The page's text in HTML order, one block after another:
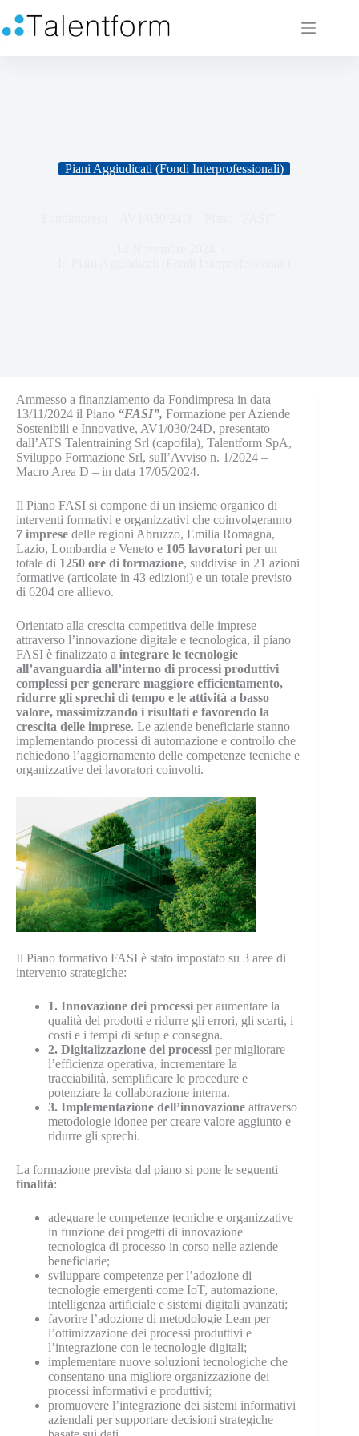
Piani Aggiudicati (Fondi Interprofessionali)
Ammesso a finanziamento da Fondimpresa in data
13/11/2024 il Piano “FASI”, Formazione per Aziende
Sostenibili e Innovative, AV1/030/24D, presentato
dall’ATS Talentraining Srl (capofila), Talentform SpA,
Sviluppo Formazione Srl, sull’Avviso n. 1/2024 –
Macro Area D – in data 17/05/2024.
Il Piano FASI si compone di un insieme organico di
interventi formativi e organizzativi che coinvolgeranno
7 imprese delle regioni Abruzzo, Emilia Romagna,
Lazio, Lombardia e Veneto e 105 lavoratori per un
totale di 1250 ore di formazione, suddivise in 21 azioni
formative (articolate in 43 edizioni) e un totale previsto
di 6204 ore allievo.
Orientato alla crescita competitiva delle imprese
attraverso l’innovazione digitale e tecnologica, il piano
FASI è finalizzato a integrare le tecnologie
all’avanguardia all’interno di processi produttivi
complessi per generare maggiore efficientamento,
ridurre gli sprechi di tempo e le attività a basso
valore, massimizzando i risultati e favorendo la
crescita delle imprese. Le aziende beneficiarie stanno
implementando processi di automazione e controllo che
richiedono l’aggiornamento delle competenze tecniche e
organizzative dei lavoratori coinvolti.
Il Piano formativo FASI è stato impostato su 3 aree di
intervento strategiche:
1. Innovazione dei processi per aumentare la
qualità dei prodotti e ridurre gli errori, gli scarti, i
costi e i tempi di setup e consegna.
2. Digitalizzazione dei processi per migliorare
l’efficienza operativa, incrementare la
tracciabilità, semplificare le procedure e
potenziare la collaborazione interna.
3. Implementazione dell’innovazione attraverso
metodologie idonee per creare valore aggiunto e
ridurre gli sprechi.
La formazione prevista dal piano si pone le seguenti
finalità:
adeguare le competenze tecniche e organizzative
in funzione dei progetti di innovazione
tecnologica di processo in corso nelle aziende
beneficiarie;
sviluppare competenze per l’adozione di
tecnologie emergenti come IoT, automazione,
intelligenza artificiale e sistemi digitali avanzati;
favorire l’adozione di metodologie Lean per
l’ottimizzazione dei processi produttivi e
l’integrazione con le tecnologie digitali;
implementare nuove soluzioni tecnologiche che
consentano una migliore organizzazione dei
processi informativi e produttivi;
promuovere l’integrazione dei sistemi informativi
aziendali per supportare decisioni strategiche